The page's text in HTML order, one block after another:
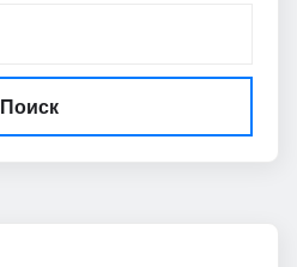
Поиск